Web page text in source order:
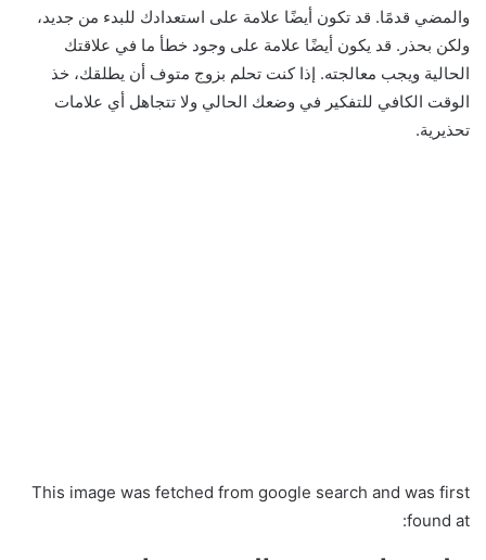
والمضي قدمًا. قد تكون أيضًا علامة على استعدادك للبدء من جديد،
ولكن بحذر. قد يكون أيضًا علامة على وجود خطأ ما في علاقتك
الحالية ويجب معالجته. إذا كنت تحلم بزوج متوف أن يطلقك، خذ
الوقت الكافي للتفكير في وضعك الحالي ولا تتجاهل أي علامات
تحذيرية.
This image was fetched from google search and was first
found at: